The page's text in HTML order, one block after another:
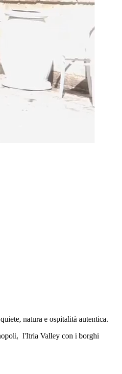
natura e ospitalità autentica.
l'Itria Valley con i borghi